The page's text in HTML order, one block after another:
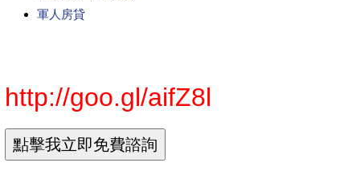
軍人房貸
http://goo.gl/aifZ8l